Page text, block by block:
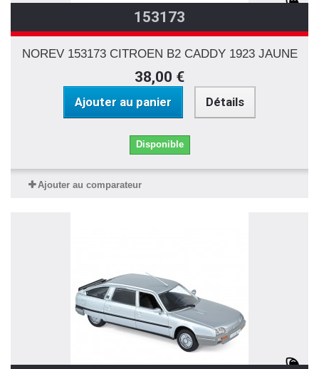
153173
NOREV 153173 CITROEN B2 CADDY 1923 JAUNE
38,00 €
Ajouter au panier Détails
Disponible
Ajouter au comparateur